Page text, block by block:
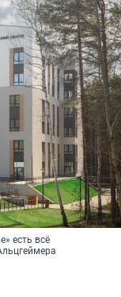
есть всё